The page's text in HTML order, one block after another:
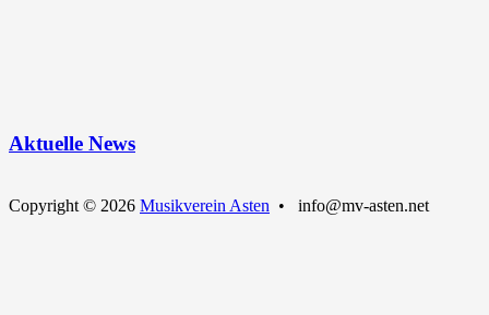
Aktuelle News
Copyright © 2026 Musikverein Asten • info@mv-asten.net